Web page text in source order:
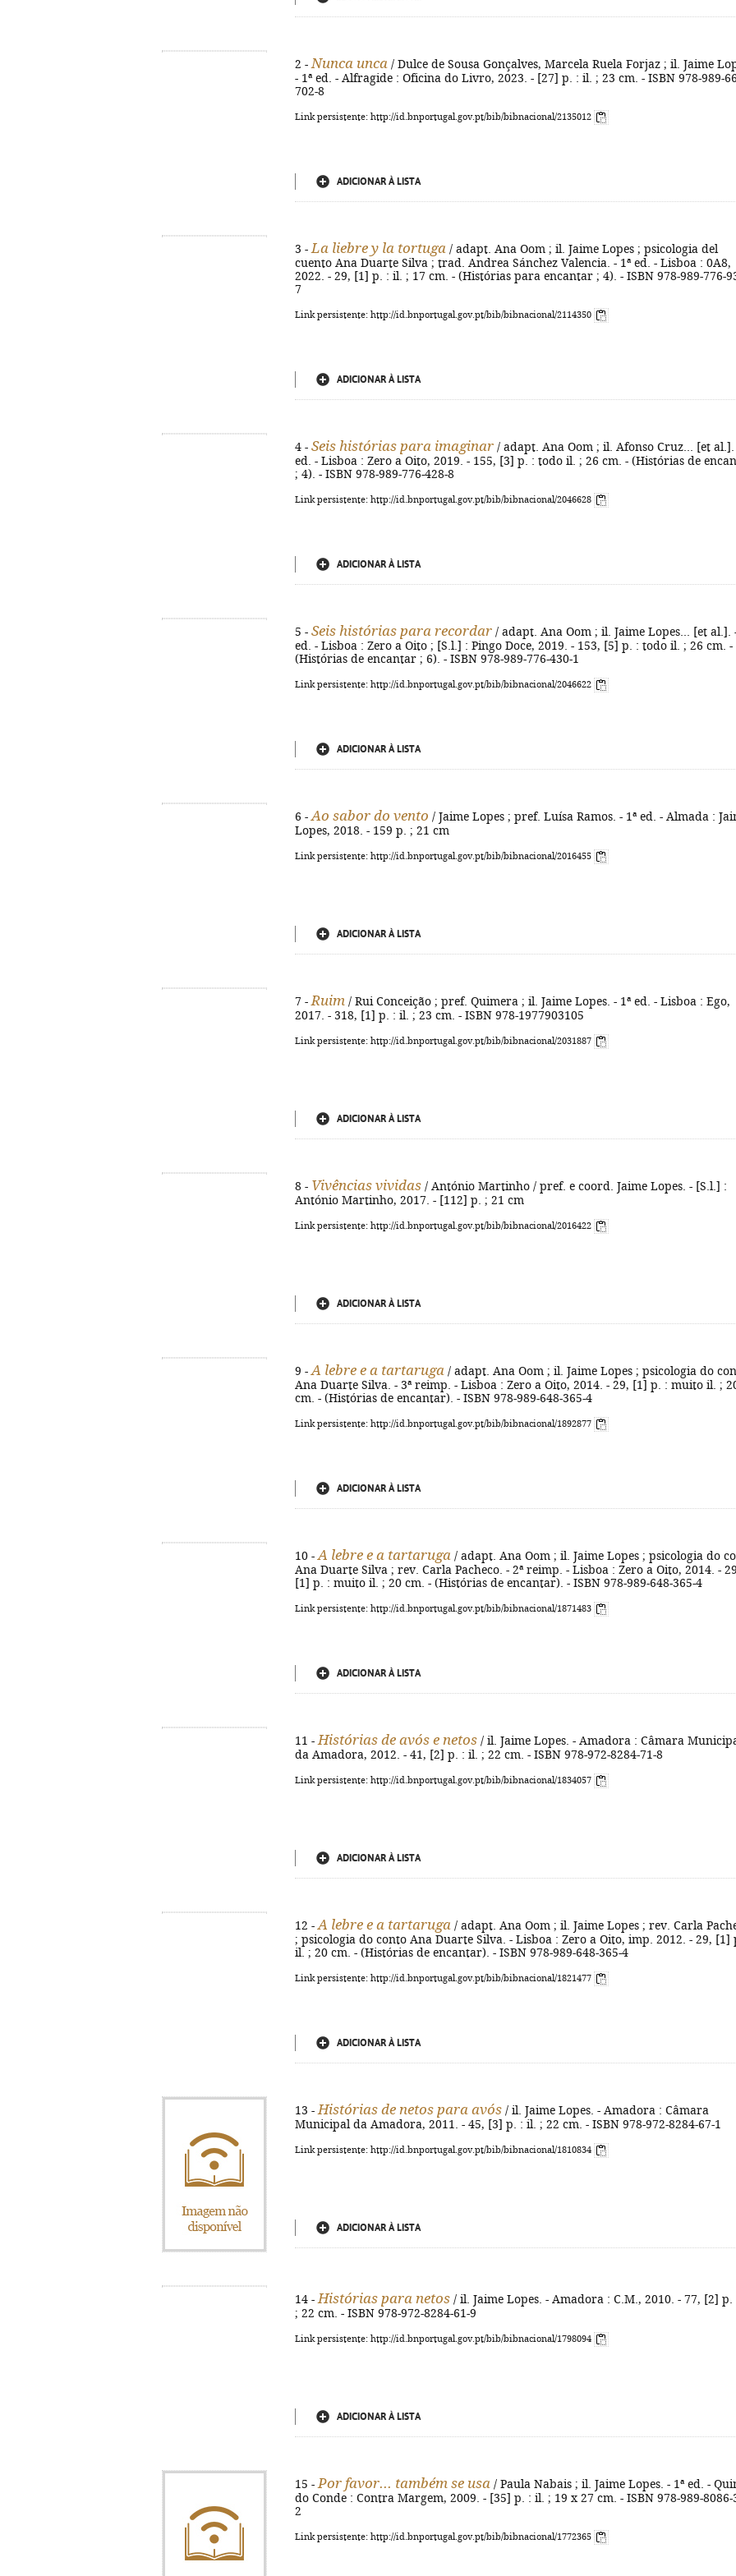
2 - Nunca unca / Dulce de Sousa Gonçalves, Marcela Ruela Forjaz ; il. Jaime
- 1ª ed. - Alfragide : Oficina do Livro, 2023. - [27] p. : il. ; 23 cm. - ISBN 978-989-
702-8
Link persistente: http://id.bnportugal.gov.pt/bib/bibnacional/2135012
ADICIONAR À LISTA
3 - La liebre y la tortuga / adapt. Ana Oom ; il. Jaime Lopes ; psicologia del
cuento Ana Duarte Silva ; trad. Andrea Sánchez Valencia. - 1ª ed. - Lisboa : 0A8,
2022. - 29, [1] p. : il. ; 17 cm. - (Histórias para encantar ; 4). - ISBN 978-989-776-
7
Link persistente: http://id.bnportugal.gov.pt/bib/bibnacional/2114350
ADICIONAR À LISTA
4 - Seis histórias para imaginar / adapt. Ana Oom ; il. Afonso Cruz... [et al.].
ed. - Lisboa : Zero a Oito, 2019. - 155, [3] p. : todo il. ; 26 cm. - (Histórias de
; 4). - ISBN 978-989-776-428-8
Link persistente: http://id.bnportugal.gov.pt/bib/bibnacional/2046628
ADICIONAR À LISTA
5 - Seis histórias para recordar / adapt. Ana Oom ; il. Jaime Lopes... [et al.].
ed. - Lisboa : Zero a Oito ; [S.l.] : Pingo Doce, 2019. - 153, [5] p. : todo il. ; 26 cm. -
(Histórias de encantar ; 6). - ISBN 978-989-776-430-1
Link persistente: http://id.bnportugal.gov.pt/bib/bibnacional/2046622
ADICIONAR À LISTA
6 - Ao sabor do vento / Jaime Lopes ; pref. Luísa Ramos. - 1ª ed. - Almada :
Lopes, 2018. - 159 p. ; 21 cm
Link persistente: http://id.bnportugal.gov.pt/bib/bibnacional/2016455
ADICIONAR À LISTA
7 - Ruim / Rui Conceição ; pref. Quimera ; il. Jaime Lopes. - 1ª ed. - Lisboa : Ego,
2017. - 318, [1] p. : il. ; 23 cm. - ISBN 978-1977903105
Link persistente: http://id.bnportugal.gov.pt/bib/bibnacional/2031887
ADICIONAR À LISTA
8 - Vivências vividas / António Martinho / pref. e coord. Jaime Lopes. - [S.l.] :
António Martinho, 2017. - [112] p. ; 21 cm
Link persistente: http://id.bnportugal.gov.pt/bib/bibnacional/2016422
ADICIONAR À LISTA
9 - A lebre e a tartaruga / adapt. Ana Oom ; il. Jaime Lopes ; psicologia do
Ana Duarte Silva. - 3ª reimp. - Lisboa : Zero a Oito, 2014. - 29, [1] p. : muito il. ;
cm. - (Histórias de encantar). - ISBN 978-989-648-365-4
Link persistente: http://id.bnportugal.gov.pt/bib/bibnacional/1892877
ADICIONAR À LISTA
10 - A lebre e a tartaruga / adapt. Ana Oom ; il. Jaime Lopes ; psicologia do
Ana Duarte Silva ; rev. Carla Pacheco. - 2ª reimp. - Lisboa : Zero a Oito, 2014. -
[1] p. : muito il. ; 20 cm. - (Histórias de encantar). - ISBN 978-989-648-365-4
Link persistente: http://id.bnportugal.gov.pt/bib/bibnacional/1871483
ADICIONAR À LISTA
11 - Histórias de avós e netos / il. Jaime Lopes. - Amadora : Câmara
da Amadora, 2012. - 41, [2] p. : il. ; 22 cm. - ISBN 978-972-8284-71-8
Link persistente: http://id.bnportugal.gov.pt/bib/bibnacional/1834057
ADICIONAR À LISTA
12 - A lebre e a tartaruga / adapt. Ana Oom ; il. Jaime Lopes ; rev. Carla
; psicologia do conto Ana Duarte Silva. - Lisboa : Zero a Oito, imp. 2012. - 29, [1]
il. ; 20 cm. - (Histórias de encantar). - ISBN 978-989-648-365-4
Link persistente: http://id.bnportugal.gov.pt/bib/bibnacional/1821477
ADICIONAR À LISTA
13 - Histórias de netos para avós / il. Jaime Lopes. - Amadora : Câmara
Municipal da Amadora, 2011. - 45, [3] p. : il. ; 22 cm. - ISBN 978-972-8284-67-1
Link persistente: http://id.bnportugal.gov.pt/bib/bibnacional/1810834
ADICIONAR À LISTA
14 - Histórias para netos / il. Jaime Lopes. - Amadora : C.M., 2010. - 77, [2] p.
; 22 cm. - ISBN 978-972-8284-61-9
Link persistente: http://id.bnportugal.gov.pt/bib/bibnacional/1798094
ADICIONAR À LISTA
15 - Por favor... também se usa / Paula Nabais ; il. Jaime Lopes. - 1ª ed. -
do Conde : Contra Margem, 2009. - [35] p. : il. ; 19 x 27 cm. - ISBN 978-989-8086-
2
Link persistente: http://id.bnportugal.gov.pt/bib/bibnacional/1772365